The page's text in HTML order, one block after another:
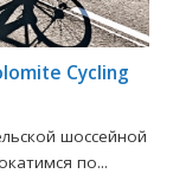
Cycling
шоссейной
по...